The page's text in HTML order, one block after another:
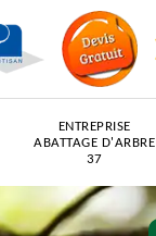
ENTREPRISE
ABATTAGE D'ARBRE
37